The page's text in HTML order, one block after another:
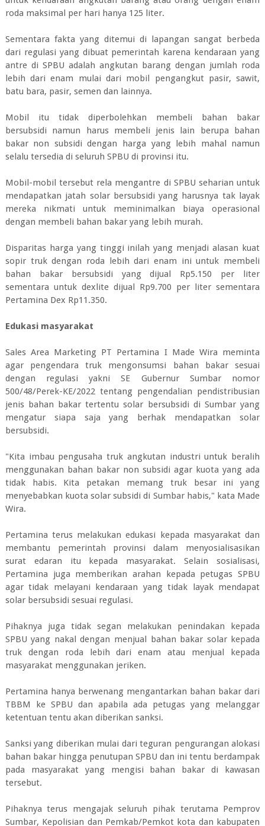
roda maksimal per hari hanya 125 liter.
Sementara fakta yang ditemui di lapangan sangat berbeda
dari regulasi yang dibuat pemerintah karena kendaraan yang
antre di SPBU adalah angkutan barang dengan jumlah roda
lebih dari enam mulai dari mobil pengangkut pasir, sawit,
batu bara, pasir, semen dan lainnya.
Mobil itu tidak diperbolehkan membeli bahan bakar
bersubsidi namun harus membeli jenis lain berupa bahan
bakar non subsidi dengan harga yang lebih mahal namun
selalu tersedia di seluruh SPBU di provinsi itu.
Mobil-mobil tersebut rela mengantre di SPBU seharian untuk
mendapatkan jatah solar bersubsidi yang harusnya tak layak
mereka nikmati untuk meminimalkan biaya operasional
dengan membeli bahan bakar yang lebih murah.
Disparitas harga yang tinggi inilah yang menjadi alasan kuat
sopir truk dengan roda lebih dari enam ini untuk membeli
bahan bakar bersubsidi yang dijual Rp5.150 per liter
sementara untuk dexlite dijual Rp9.700 per liter sementara
Pertamina Dex Rp11.350.
Edukasi masyarakat
Sales Area Marketing PT Pertamina I Made Wira meminta
agar pengendara truk mengonsumsi bahan bakar sesuai
dengan regulasi yakni SE Gubernur Sumbar nomor
500/48/Perek-KE/2022 tentang pengendalian pendistribusian
jenis bahan bakar tertentu solar bersubsidi di Sumbar yang
mengatur siapa saja yang berhak mendapatkan solar
bersubsidi.
"Kita imbau pengusaha truk angkutan industri untuk beralih
menggunakan bahan bakar non subsidi agar kuota yang ada
tidak habis. Kita petakan memang truk besar ini yang
menyebabkan kuota solar subsidi di Sumbar habis," kata Made
Wira.
Pertamina terus melakukan edukasi kepada masyarakat dan
membantu pemerintah provinsi dalam menyosialisasikan
surat edaran itu kepada masyarakat. Selain sosialisasi,
Pertamina juga memberikan arahan kepada petugas SPBU
agar tidak melayani kendaraan yang tidak layak mendapat
solar bersubsidi sesuai regulasi.
Pihaknya juga tidak segan melakukan penindakan kepada
SPBU yang nakal dengan menjual bahan bakar solar kepada
truk dengan roda lebih dari enam atau menjual kepada
masyarakat menggunakan jeriken.
Pertamina hanya berwenang mengantarkan bahan bakar dari
TBBM ke SPBU dan apabila ada petugas yang melanggar
ketentuan tentu akan diberikan sanksi.
Sanksi yang diberikan mulai dari teguran pengurangan alokasi
bahan bakar hingga penutupan SPBU dan ini tentu berdampak
pada masyarakat yang mengisi bahan bakar di kawasan
tersebut.
Pihaknya terus mengajak seluruh pihak terutama Pemprov
Sumbar, Kepolisian dan Pemkab/Pemkot kota dan kabupaten